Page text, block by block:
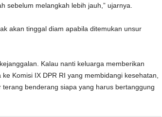
sebelum melangkah lebih jauh,” ujarnya.
akan tinggal diam apabila ditemukan unsur
Kalau nanti keluarga memberikan
Komisi IX DPR RI yang membidangi kesehatan,
benderang siapa yang harus bertanggung